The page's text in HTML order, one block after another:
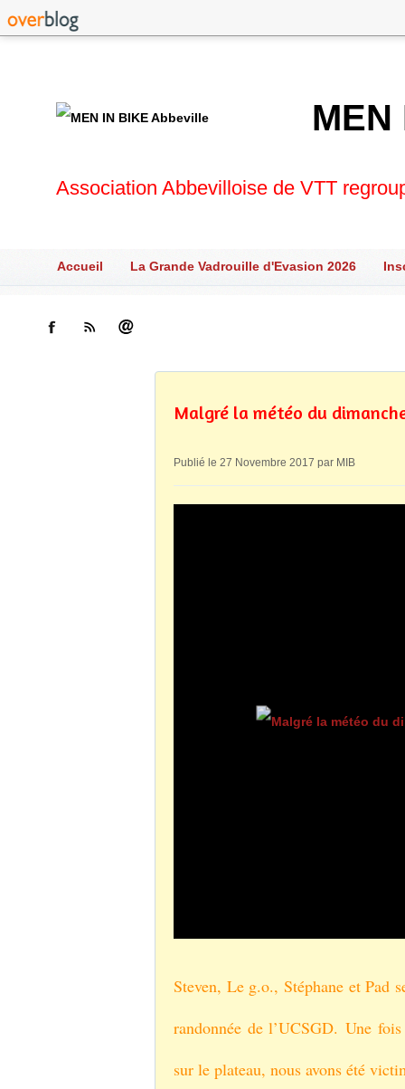
Association Abbevilloise de VTT
Accueil La Grande Vadrouille d'Evasion 2026
Malgré la météo du
Publié le 27 Novembre 2017 par MIB
Steven, Le g.o., Stéphane et Pad
randonnée de l’UCSGD. Une
sur le plateau, nous avons été